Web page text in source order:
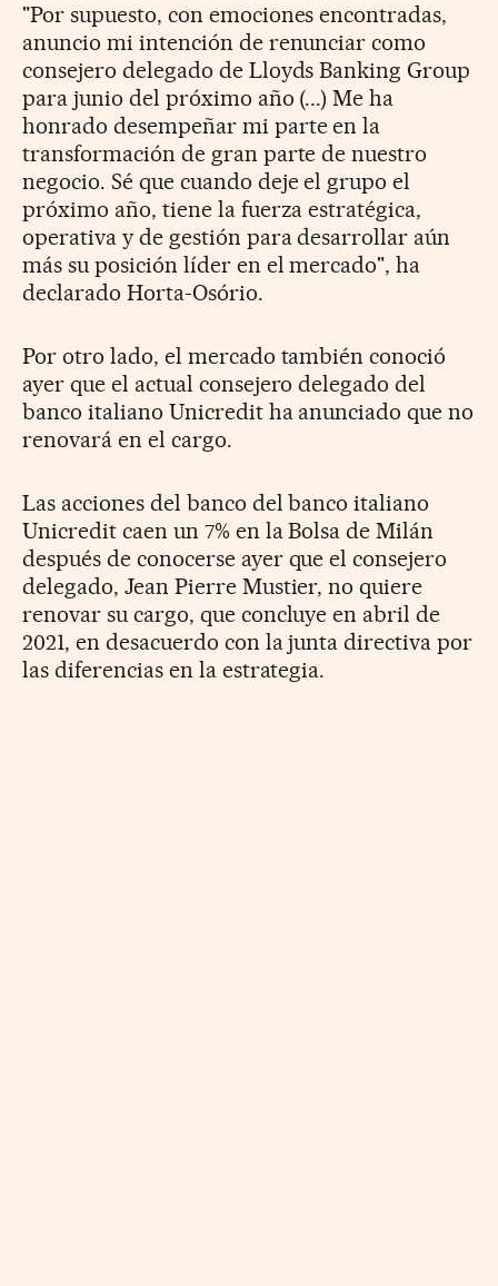
"Por supuesto, con emociones encontradas,
anuncio mi intención de renunciar como
consejero delegado de Lloyds Banking Group
para junio del próximo año (...) Me ha
honrado desempeñar mi parte en la
transformación de gran parte de nuestro
negocio. Sé que cuando deje el grupo el
próximo año, tiene la fuerza estratégica,
operativa y de gestión para desarrollar aún
más su posición líder en el mercado", ha
declarado Horta-Osório.
Por otro lado, el mercado también conoció
ayer que el actual consejero delegado del
banco italiano Unicredit ha anunciado que no
renovará en el cargo.
Las acciones del banco del banco italiano
Unicredit caen un 7% en la Bolsa de Milán
después de conocerse ayer que el consejero
delegado, Jean Pierre Mustier, no quiere
renovar su cargo, que concluye en abril de
2021, en desacuerdo con la junta directiva por
las diferencias en la estrategia.